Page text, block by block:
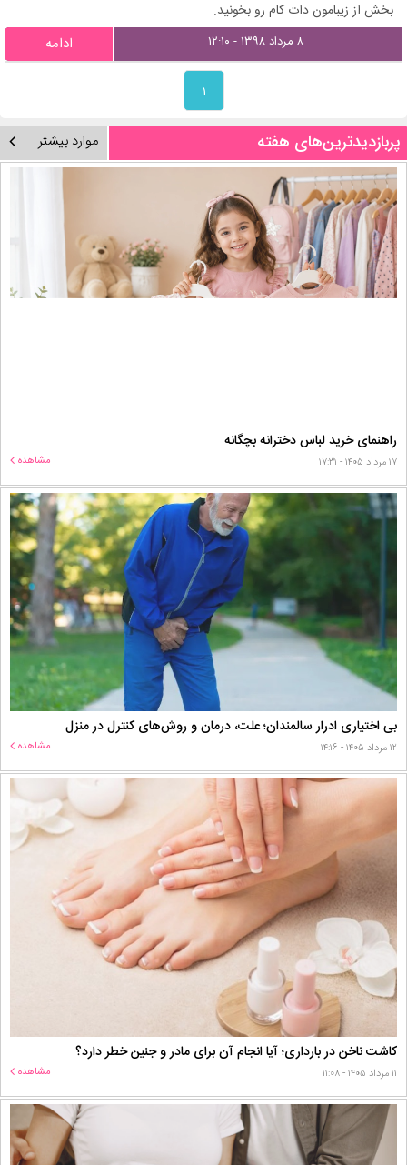
بخش از زیبامون دات کام رو بخونید.
۸ مرداد ۱۳۹۸ - ۱۲:۱۰ ادامه
۱
پربازدیدترین‌های هفته موارد بیشتر
راهنمای خرید لباس دخترانه بچگانه
۱۷ مرداد ۱۴۰۵ - ۱۷:۳۱ مشاهده
بی اختیاری ادرار سالمندان؛ علت، درمان و روش‌های کنترل در منزل
۱۲ مرداد ۱۴۰۵ - ۱۴:۱۶ مشاهده
کاشت ناخن در بارداری؛ آیا انجام آن برای مادر و جنین خطر دارد؟
۱۱ مرداد ۱۴۰۵ - ۱۱:۰۸ مشاهده